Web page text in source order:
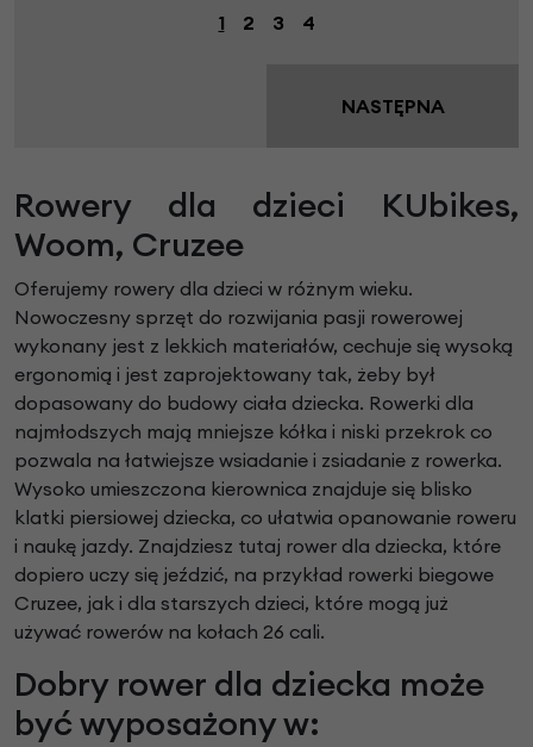
1 2 3 4
NASTĘPNA
Rowery dla dzieci KUbikes,
Woom, Cruzee
Oferujemy rowery dla dzieci w różnym wieku.
Nowoczesny sprzęt do rozwijania pasji rowerowej
wykonany jest z lekkich materiałów, cechuje się wysoką
ergonomią i jest zaprojektowany tak, żeby był
dopasowany do budowy ciała dziecka. Rowerki dla
najmłodszych mają mniejsze kółka i niski przekrok co
pozwala na łatwiejsze wsiadanie i zsiadanie z rowerka.
Wysoko umieszczona kierownica znajduje się blisko
klatki piersiowej dziecka, co ułatwia opanowanie roweru
i naukę jazdy. Znajdziesz tutaj rower dla dziecka, które
dopiero uczy się jeździć, na przykład rowerki biegowe
Cruzee, jak i dla starszych dzieci, które mogą już
używać rowerów na kołach 26 cali.
Dobry rower dla dziecka może
być wyposażony w: